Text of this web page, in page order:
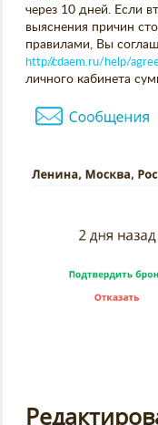
через 10 дней. Если
выяснения причин
правилами, Вы
http://cdaem.ru/help/
личного кабинета